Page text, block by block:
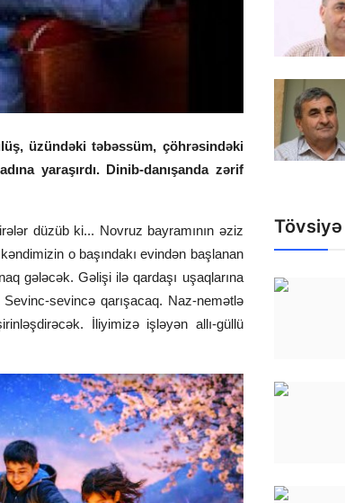
üzündəki təbəssüm, çöhrəsindəki
yaraşırdı. Dinib-danışanda zərif
düzüb ki... Novruz bayramının əziz
o başındakı evindən başlanan
gələcək. Gəlişi ilə qardaşı uşaqlarına
sevincə qarışacaq. Naz-nemətlə
İliyimizə işləyən allı-güllü
Tövsiyə